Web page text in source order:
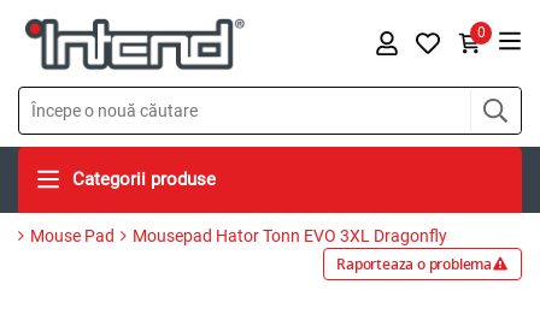
0
Categorii produse
Mouse Pad Mousepad Hator Tonn EVO 3XL Dragonfly
Raporteaza o problema